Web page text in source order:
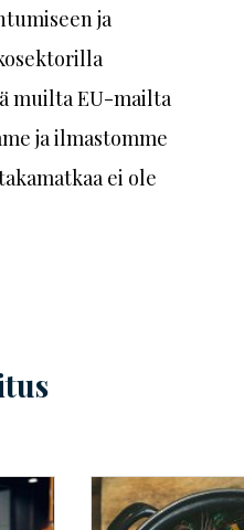
ja
muilta EU-mailta
ja ilmastomme
ei ole